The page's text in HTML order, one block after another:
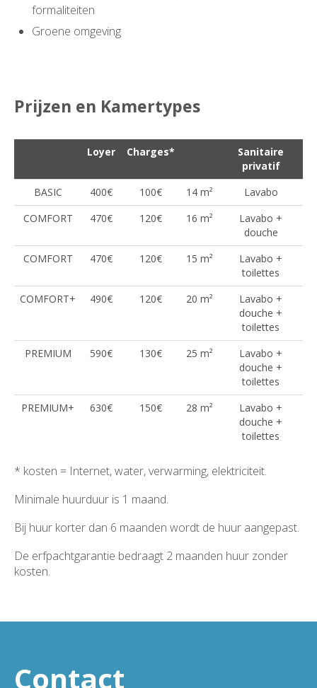
formaliteiten
Groene omgeving
Prijzen en Kamertypes
Loyer Charges*
Sanitaire
privatif
BASIC
400€ 100€ 14 m²
Lavabo
COMFORT
470€ 120€ 16 m²
Lavabo +
douche
COMFORT
470€ 120€ 15 m²
Lavabo +
toilettes
COMFORT+
490€ 120€ 20 m²
Lavabo +
douche +
toilettes
PREMIUM
590€ 130€ 25 m²
Lavabo +
douche +
toilettes
PREMIUM+
630€ 150€ 28 m²
Lavabo +
douche +
toilettes
* kosten = Internet, water, verwarming, elektriciteit.
Minimale huurduur is 1 maand.
Bij huur korter dan 6 maanden wordt de huur aangepast.
De erfpachtgarantie bedraagt 2 maanden huur zonder
kosten.
Contact